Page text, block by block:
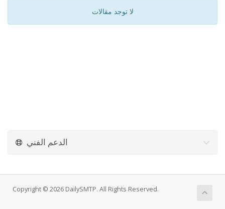
لا توجد مقالات
الدعم الفني
Copyright © 2026 DailySMTP. All Rights Reserved.